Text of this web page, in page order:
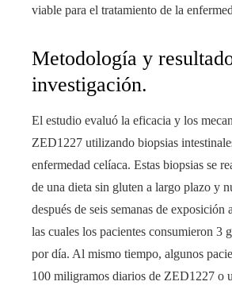
viable para el tratamiento de la
Metodología y
investigación.
El estudio evaluó la eficacia y los
ZED1227 utilizando biopsias
enfermedad celíaca. Estas biopsias se
de una dieta sin gluten a largo plazo y
después de seis semanas de exposición
las cuales los pacientes consumieron 3
por día. Al mismo tiempo, algunos
100 miligramos diarios de ZED1227 o